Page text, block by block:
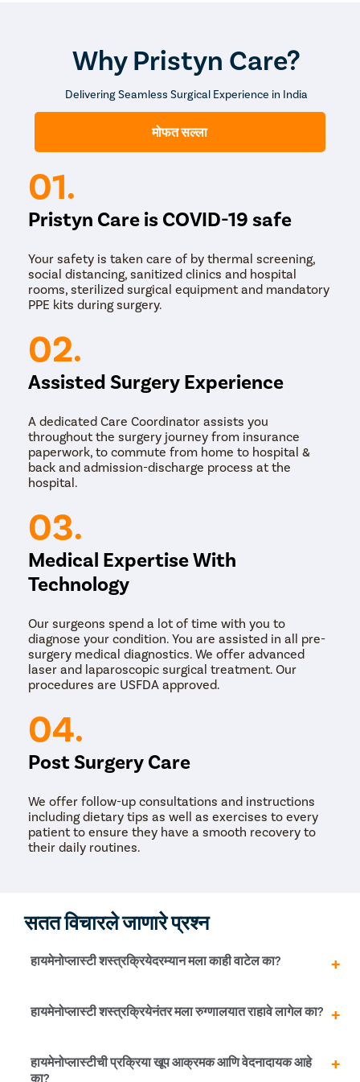
Why Pristyn Care?
Delivering Seamless Surgical Experience in India
मोफत सल्ला
01.
Pristyn Care is COVID-19 safe
Your safety is taken care of by thermal screening,
social distancing, sanitized clinics and hospital
rooms, sterilized surgical equipment and mandatory
PPE kits during surgery.
02.
Assisted Surgery Experience
A dedicated Care Coordinator assists you
throughout the surgery journey from insurance
paperwork, to commute from home to hospital &
back and admission-discharge process at the
hospital.
03.
Medical Expertise With
Technology
Our surgeons spend a lot of time with you to
diagnose your condition. You are assisted in all pre-
surgery medical diagnostics. We offer advanced
laser and laparoscopic surgical treatment. Our
procedures are USFDA approved.
04.
Post Surgery Care
We offer follow-up consultations and instructions
including dietary tips as well as exercises to every
patient to ensure they have a smooth recovery to
their daily routines.
सतत विचारले जाणारे प्रश्न
हायमेनोप्लास्टी शस्त्रक्रियेदरम्यान मला काही वाटेल का?
शस्त्रक्रियेपूर्वी रुग्णाला स्थानिक भूल दिली जाते जेणेकरून रुग्णाला
वेदना जाणवू नयेत. शस्त्रक्रियेनंतरही तुम्हाला वेदना किंवा अस्वस्थता
वेदनाशामक किंवा औषधे लिहून देतात.
हायमेनोप्लास्टी शस्त्रक्रियेनंतर मला रुग्णालयात राहावे लागेल का?
शस्त्रक्रिया सामान्यतः 30 मिनिटांत पूर्ण होते आणि पूर्ण निरीक्षण
केल्यानंतर रुग्ण सहज घरी जाऊ शकतो. जर डॉक्टरांना ते योग्य वाटले
हायमेनोप्लास्टीची प्रक्रिया खूप आक्रमक आणि वेदनादायक आहे
का?